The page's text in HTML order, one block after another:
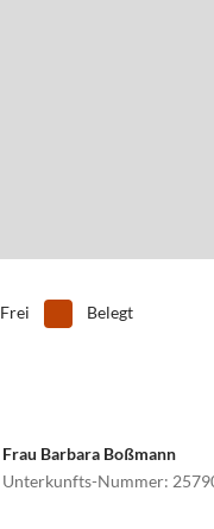
Frei Belegt
Frau Barbara Boßmann
Unterkunfts-Nummer: